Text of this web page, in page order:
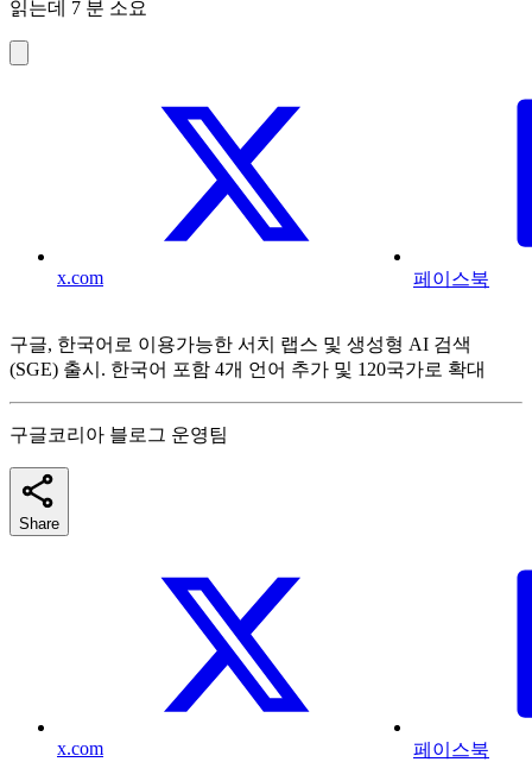
읽는데 7 분 소요
x.com 페이스북
구글, 한국어로 이용가능한 서치 랩스 및 생성형 AI 검색
(SGE) 출시. 한국어 포함 4개 언어 추가 및 120국가로 확대
구글코리아 블로그 운영팀
Share
x.com 페이스북